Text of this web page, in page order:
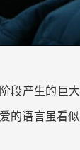
段产生的巨
的语言虽看